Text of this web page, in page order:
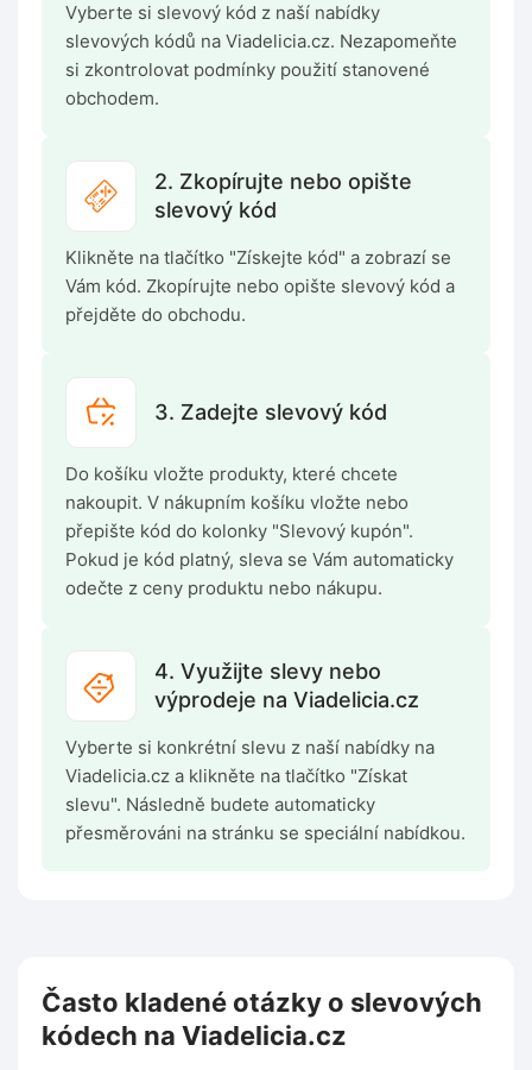
Vyberte si slevový kód z naší nabídky
slevových kódů na Viadelicia.cz. Nezapomeňte
si zkontrolovat podmínky použití stanovené
obchodem.
2. Zkopírujte nebo opište
slevový kód
Klikněte na tlačítko "Získejte kód" a zobrazí se
Vám kód. Zkopírujte nebo opište slevový kód a
přejděte do obchodu.
3. Zadejte slevový kód
Do košíku vložte produkty, které chcete
nakoupit. V nákupním košíku vložte nebo
přepište kód do kolonky "Slevový kupón".
Pokud je kód platný, sleva se Vám automaticky
odečte z ceny produktu nebo nákupu.
4. Využijte slevy nebo
výprodeje na Viadelicia.cz
Vyberte si konkrétní slevu z naší nabídky na
Viadelicia.cz a klikněte na tlačítko "Získat
slevu". Následně budete automaticky
přesměrováni na stránku se speciální nabídkou.
Často kladené otázky o slevových
kódech na Viadelicia.cz